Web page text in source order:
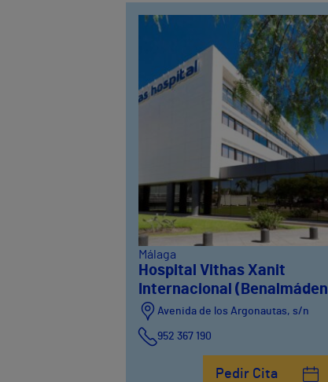
Málaga
Hospital Vithas Xanit
Internacional
Avenida de los Argonautas, s/n
952 367 190
Pedir Cita